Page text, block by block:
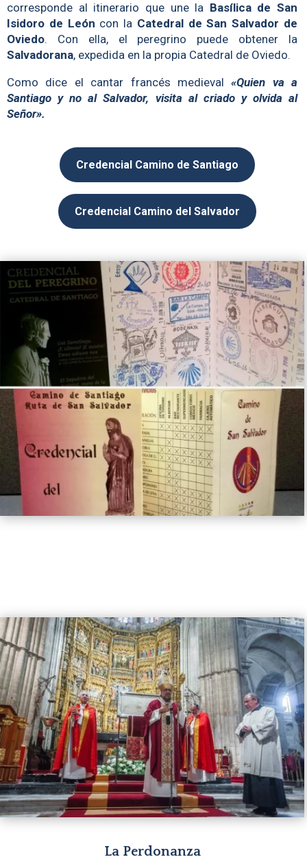
corresponde al itinerario que une la Basílica de San
Isidoro de León con la Catedral de San Salvador de
Oviedo. Con ella, el peregrino puede obtener la
Salvadorana, expedida en la propia Catedral de Oviedo.
Como dice el cantar francés medieval«Quien va a
Santiago y no al Salvador, visita al criado y olvida al
Señor».
Credencial Camino de Santiago
Credencial Camino del Salvador
La Perdonanza